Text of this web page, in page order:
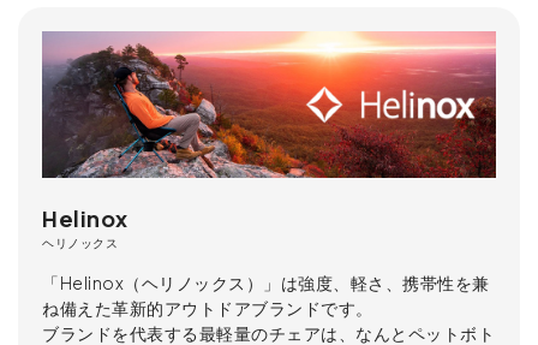
Helinox
ヘリノックス
「Helinox（ヘリノックス）」は強度、軽さ、携帯性を兼
ね備えた革新的アウトドアブランドです。
ブランドを代表する最軽量のチェアは、なんとペットボト